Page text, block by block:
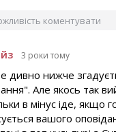
коментувати
3 роки тому
дивно нижче
Але якось так
в мінус іде,
вашого